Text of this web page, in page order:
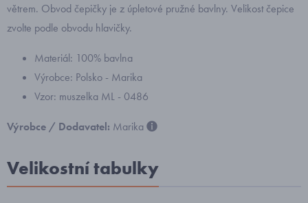
větrem. Obvod čepičky je z úpletové pružné bavlny. Velikost čepice
zvolte podle obvodu hlavičky.
Materiál: 100% bavlna
Výrobce: Polsko - Marika
Vzor: muszelka ML - 0486
Výrobce / Dodavatel: Marika
Velikostní tabulky